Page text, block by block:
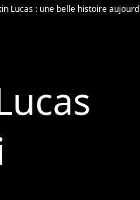
: une belle histoire aujourd'hui terminée